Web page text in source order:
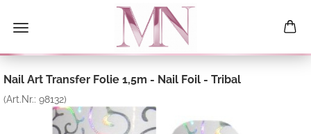
Nail Art Transfer Folie 1,5m - Nail Foil - Tribal
(Art.Nr.: 98132)